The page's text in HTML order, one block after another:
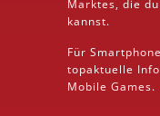
Marktes, die
kannst.
Für
topaktuelle
Mobile Games.